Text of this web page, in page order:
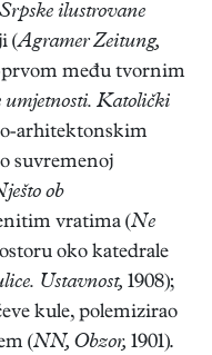
Srpske ilustrovane
(Agramer Zeitung,
među tvornim
umjetnosti. Katolički
arhitektonskim
suvremenoj
ob
vratima (Ne
oko katedrale
Ustavnost, 1908);
kule, polemizirao
(NN, Obzor, 1901).